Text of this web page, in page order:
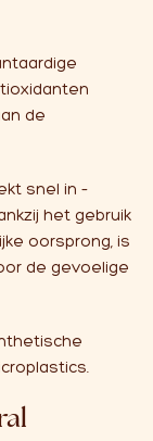
de
snel in –
het gebruik
oorsprong, is
de gevoelige